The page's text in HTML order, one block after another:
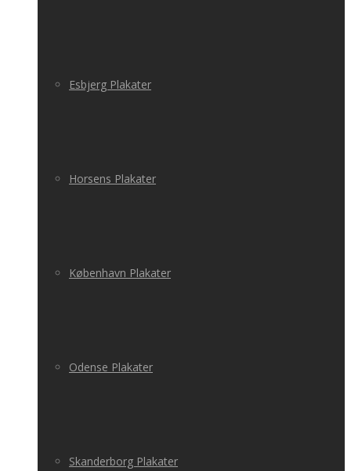
Esbjerg Plakater
Horsens Plakater
København Plakater
Odense Plakater
Skanderborg Plakater